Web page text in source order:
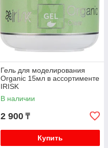
Гель для моделирования
Organic 15мл в ассортименте
IRISK
В наличии
2 900 ₸
Купить